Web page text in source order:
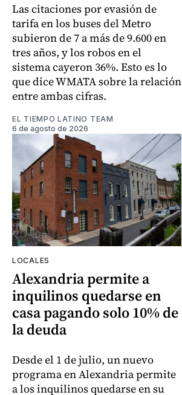
Las citaciones por evasión de
tarifa en los buses del Metro
subieron de 7 a más de 9.600 en
tres años, y los robos en el
sistema cayeron 36%. Esto es lo
que dice WMATA sobre la relación
entre ambas cifras.
EL TIEMPO LATINO TEAM
6 de agosto de 2026
LOCALES
Alexandria permite a
inquilinos quedarse en
casa pagando solo 10% de
la deuda
Desde el 1 de julio, un nuevo
programa en Alexandria permite
a los inquilinos quedarse en su